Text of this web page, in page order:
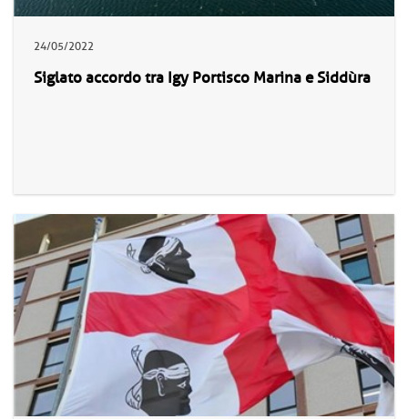
24/05/2022
Siglato accordo tra Igy Portisco Marina e Siddùra